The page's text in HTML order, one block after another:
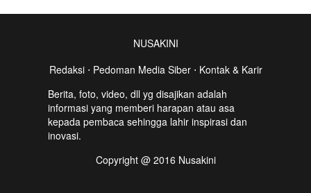
NUSAKINI
Redaksi⋅ Pedoman Media Siber⋅ Kontak & Karir
Berita, foto, video, dll yg disajikan adalah
informasi yang memberi harapan atau asa
kepada pembaca sehingga lahir inspirasi dan
inovasi.
Copyright @ 2016 Nusakini